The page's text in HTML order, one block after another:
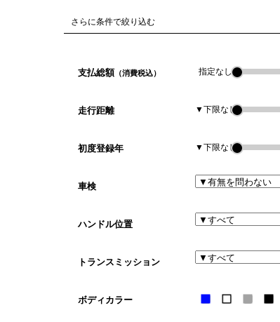
さらに条件で絞り込む
支払総額 （消費税込） 指定なし
走行距離 ▼下限なし
初度登録年 ▼下限なし
車検
ハンドル位置
トランスミッション
ボディカラー